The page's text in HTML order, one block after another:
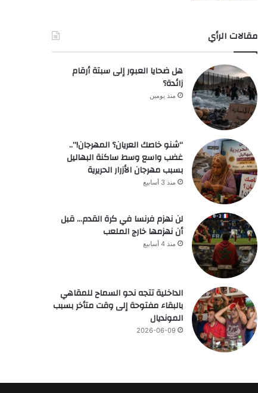
مقالات الرأي
هل ضحايا العبور إلى سبتة أرقام
زائدة؟
منذ يومين
“شنو خاصك العريان؟ المهرجان!”..
غضب واسع وسط ساكنة البهاليل
بسبب مهرجان الأزرار الحريرية
منذ 3 أسابيع
لن نهزم فرنسا في كرة القدم… قبل
أن نهزمها خارج الملعب
منذ 4 أسابيع
الداخلية تتجه نحو السماح للمقاهي
بالبقاء مفتوحة إلى وقت متأخر بسبب
المونديال
2026-06-09